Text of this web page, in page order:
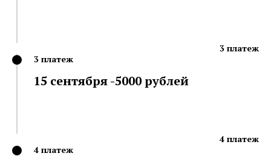
3 платеж
3 платеж
15 сентября -5000 рублей
4 платеж
4 платеж